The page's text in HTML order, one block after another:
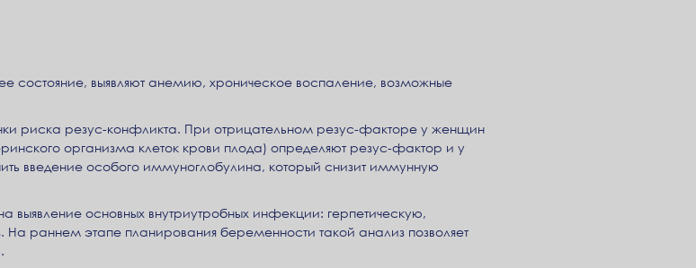
выявляют анемию, хроническое воспаление, возможные
риска резус-конфликта. При отрицательном резус-факторе у женщин
организма клеток крови плода) определяют резус-фактор и у
введение особого иммуноглобулина, который снизит иммунную
выявление основных внутриутробных инфекции: герпетическую,
раннем этапе планирования беременности такой анализ позволяет